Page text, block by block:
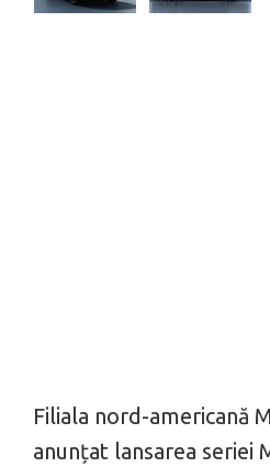
Filiala nord-americană
anunțat lansarea seriei